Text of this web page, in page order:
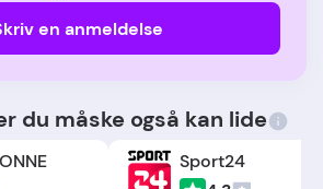
en anmeldelse
du måske også kan lide
Sport24